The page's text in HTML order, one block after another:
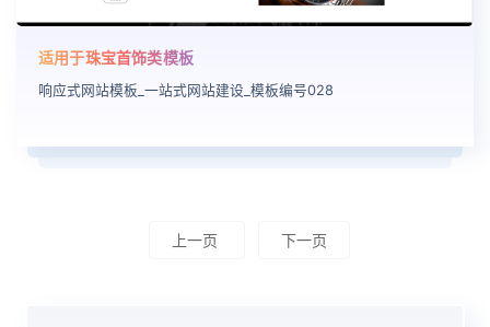
适用于珠宝首饰类模板
响应式网站模板_一站式网站建设_模板编号028
上一页 下一页